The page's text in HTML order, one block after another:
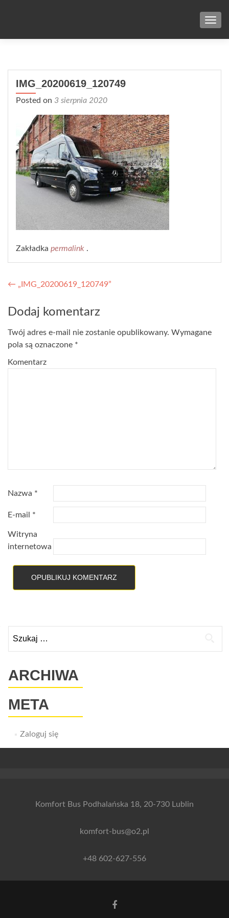
IMG_20200619_120749
Posted on 3 sierpnia 2020
Zakładka permalink .
Nawigacja wpisu
← „IMG_20200619_120749”
Dodaj komentarz
Twój adres e-mail nie zostanie opublikowany. Wymagane
pola są oznaczone *
Komentarz
Nazwa *
E-mail *
Witryna
internetowa
ARCHIWA
META
Zaloguj się
Komfort Bus Podhalańska 18, 20-730 Lublin
komfort-bus@o2.pl
+48 602-627-556
Link